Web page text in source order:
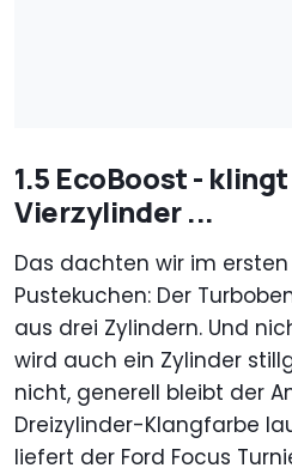
1.5 EcoBoost -
Vierzylinder ...
Das dachten wir im
Pustekuchen: Der
aus drei Zylindern. Und
wird auch ein Zylinder
nicht, generell bleibt der
Dreizylinder-Klangfarbe
liefert der Ford Focus